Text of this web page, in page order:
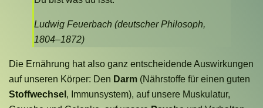
Ludwig Feuerbach (deutscher Philosoph,
1804–1872)
Die Ernährung hat also ganz entscheidende Auswirkungen
auf unseren Körper: Den Darm (Nährstoffe für einen guten
Stoffwechsel , Immunsystem), auf unsere Muskulatur,